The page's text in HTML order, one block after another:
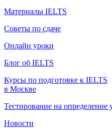
Материалы IELTS
Советы по сдаче
Онлайн уроки
Блог об IELTS
Курсы по подготовке к IELTS
в Москве
Тестирование на определение
Новости